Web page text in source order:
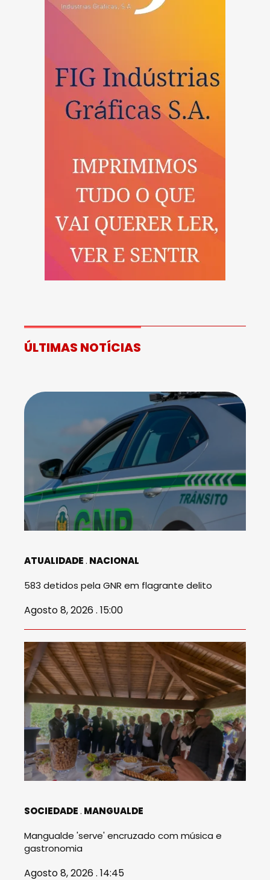
ÚLTIMAS NOTÍCIAS
ATUALIDADE NACIONAL
583 detidos pela GNR em flagrante delito
Agosto 8, 2026 . 15:00
SOCIEDADE MANGUALDE
Mangualde 'serve' encruzado com música e
gastronomia
Agosto 8, 2026 . 14:45